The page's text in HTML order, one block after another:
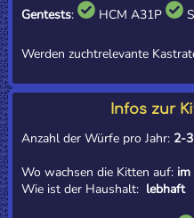
Gentests: HCM A31P
Werden zuchtrelevante
Infos zur
Anzahl der Würfe pro Jahr: 2-3
Wo wachsen die Kitten auf: im
Wie ist der Haushalt: lebhaft